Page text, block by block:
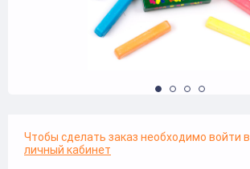
Чтобы сделать заказ необходимо войти в
личный кабинет